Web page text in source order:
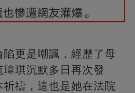
更是嘲諷，經歷了母
琪沉默多日再次發
禱，這也是她在法院